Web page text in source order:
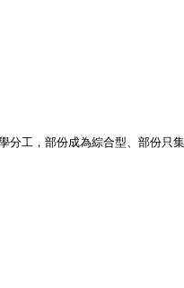
分工，部份成為綜合型、部份只